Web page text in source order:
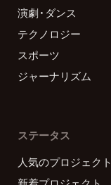
演劇・ダンス
テクノロジー
スポーツ
ジャーナリズム
ステータス
人気のプロジェクト